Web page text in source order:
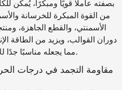
بصفته عاملًا قويًا ومبكرًا، يُمكن
من القوة المبكرة للخرسانة
الأسمنتي، والقطع الجاهزة،
دوران القوالب، ويزيد من الطاقة
مما يجعله مناسبًا جدًا للإنتاج الصناعي بالكميات الكبيرة.
مقاومة التجمد في درجات